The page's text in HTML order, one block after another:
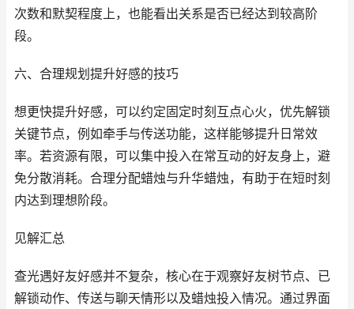
次数和默契程度上，也能看出关系是否已经达到较高阶
段。
六、合理规划提升好感的技巧
想更快提升好感，可以约定固定时刻互点心火，优先解锁
关键节点，例如牵手与传送功能，这样能够提升日常效
率。若资源有限，可以集中投入在常互动的好友身上，避
免分散消耗。合理分配蜡烛与升华蜡烛，有助于在短时刻
内达到理想阶段。
见解汇总
查光遇好友好感并不复杂，核心在于观察好友树节点、已
解锁动作、传送与聊天情形以及蜡烛投入情况。通过界面